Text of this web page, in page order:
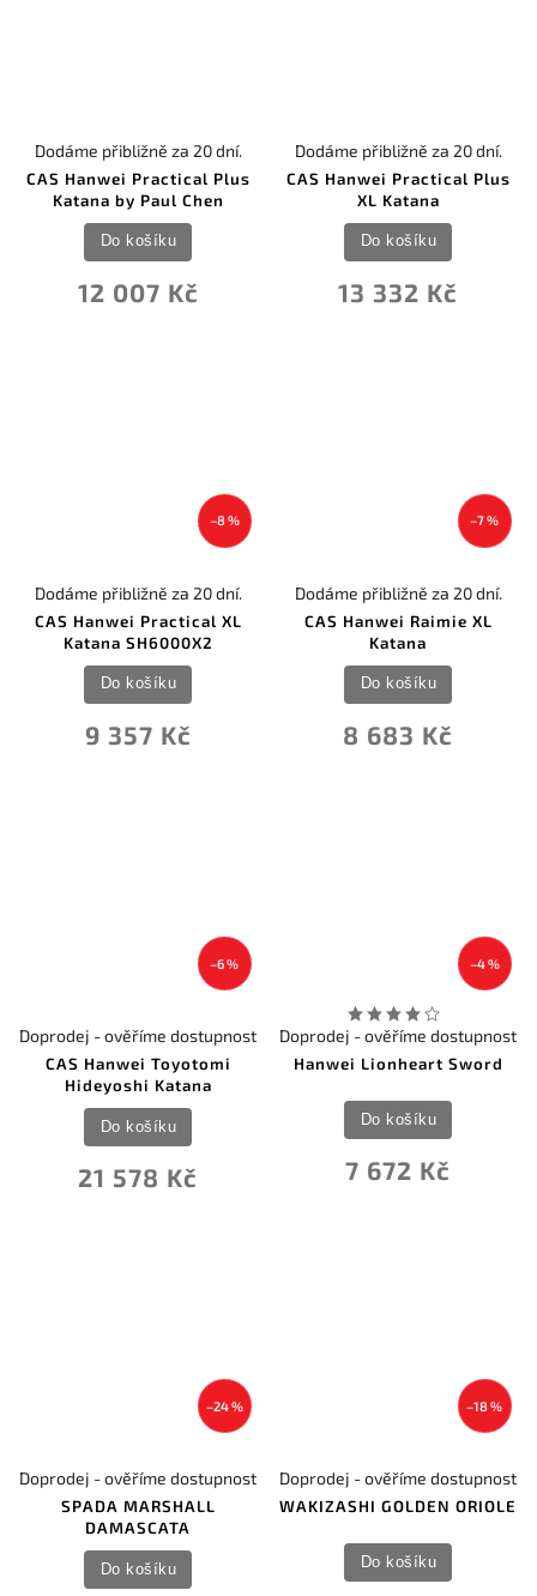
CAS Hanwei Practical Plus
Katana by Paul Chen
Dodáme přibližně za 20 dní.
12 007 Kč
Do košíku
CAS Hanwei Practical Plus
XL Katana
Dodáme přibližně za 20 dní.
13 332 Kč
Do košíku
–8 %
CAS Hanwei Practical XL
Katana SH6000X2
Dodáme přibližně za 20 dní.
9 357 Kč
Do košíku
–7 %
CAS Hanwei Raimie XL
Katana
Dodáme přibližně za 20 dní.
8 683 Kč
Do košíku
–6 %
CAS Hanwei Toyotomi
Hideyoshi Katana
Doprodej - ověříme dostupnost
21 578 Kč
Do košíku
–4 %
Hanwei Lionheart Sword
Doprodej - ověříme dostupnost
7 672 Kč
Do košíku
–24 %
SPADA MARSHALL
DAMASCATA
Doprodej - ověříme dostupnost
Do košíku
–18 %
WAKIZASHI GOLDEN ORIOLE
Doprodej - ověříme dostupnost
Do košíku